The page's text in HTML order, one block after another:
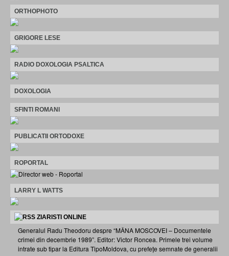
ORTHOPHOTO
GRIGORE LESE
RADIO DOXOLOGIA PSALTICA
DOXOLOGIA
SFINTI ROMANI
PUBLICATII ORTODOXE
ROPORTAL
LARRY L WATTS
ZIARISTI ONLINE
Generalul Radu Theodoru despre “MÂNA MOSCOVEI – Documentele
crimei din decembrie 1989”. Editor: Victor Roncea. Primele trei volume
intrate sub tipar la Editura TipoMoldova, cu prefețe semnate de generalii